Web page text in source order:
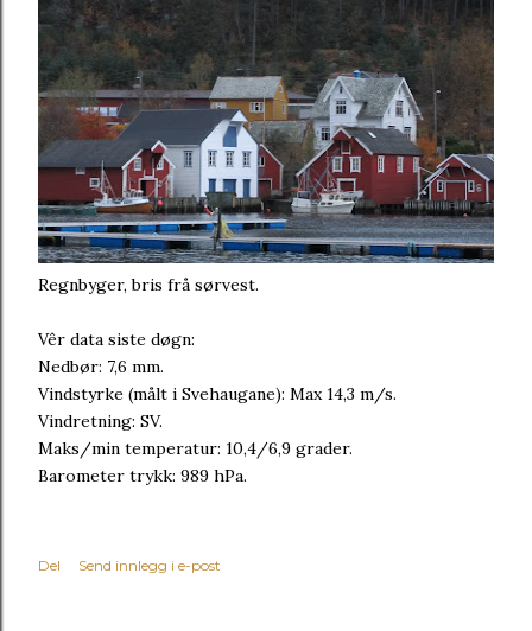
Regnbyger, bris frå sørvest.
Vêr data siste døgn:
Nedbør: 7,6 mm.
Vindstyrke (målt i Svehaugane): Max 14,3 m/s.
Vindretning: SV.
Maks/min temperatur: 10,4/6,9 grader.
Barometer trykk: 989 hPa.
Del Send innlegg i e-post